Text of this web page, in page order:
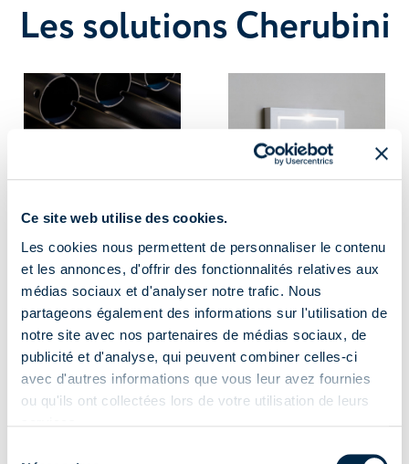
Ce site web utilise des cookies.
Les cookies nous permettent de personnaliser le contenu
et les annonces, d'offrir des fonctionnalités relatives aux
médias sociaux et d'analyser notre trafic. Nous
partageons également des informations sur l'utilisation de
notre site avec nos partenaires de médias sociaux, de
publicité et d'analyse, qui peuvent combiner celles-ci
avec d'autres informations que vous leur avez fournies
ou qu'ils ont collectées lors de votre utilisation de leurs
Les solutions Cherubini
Électronique Domotique